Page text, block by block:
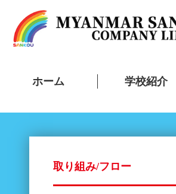
ホーム 学校紹介
取り組み/フロー